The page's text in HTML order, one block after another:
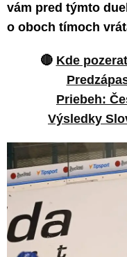
vám pred týmto
o oboch tímoch
🔴 Kde
Priebeh:
Výsledky